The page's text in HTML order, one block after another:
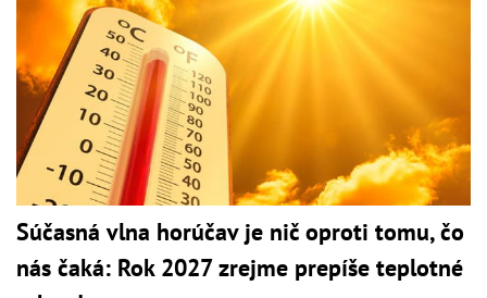
Súčasná vlna horúčav je nič oproti tomu, čo
nás čaká: Rok 2027 zrejme prepíše teplotné